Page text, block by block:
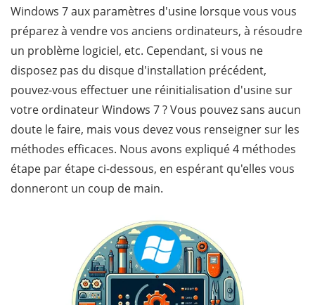
Windows 7 aux paramètres d'usine lorsque vous vous
préparez à vendre vos anciens ordinateurs, à résoudre
un problème logiciel, etc. Cependant, si vous ne
disposez pas du disque d'installation précédent,
pouvez-vous effectuer une réinitialisation d'usine sur
votre ordinateur Windows 7 ? Vous pouvez sans aucun
doute le faire, mais vous devez vous renseigner sur les
méthodes efficaces. Nous avons expliqué 4 méthodes
étape par étape ci-dessous, en espérant qu'elles vous
donneront un coup de main.